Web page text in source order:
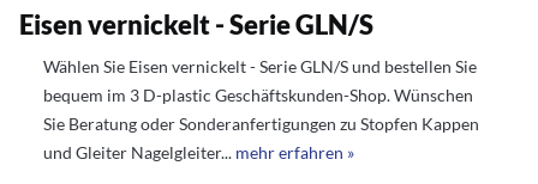
Eisen vernickelt - Serie GLN/S
Wählen Sie Eisen vernickelt - Serie GLN/S und bestellen Sie
bequem im 3 D-plastic Geschäftskunden-Shop. Wünschen
Sie Beratung oder Sonderanfertigungen zu Stopfen Kappen
und Gleiter Nagelgleiter... mehr erfahren »